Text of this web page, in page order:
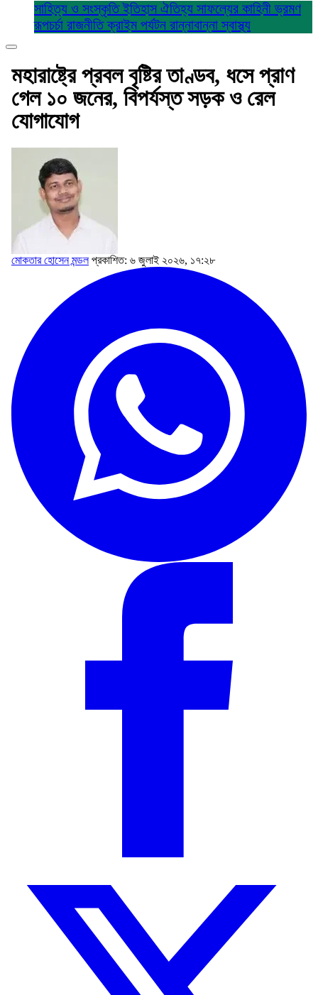
সাহিত্য ও সংস্কৃতিইতিহাস ঐতিহ্য সাফল্যের কাহিনীভ্রমণ
রূপচর্চা রাজনীতিক্রাইম পর্যটন রান্নাবান্নাস্বাস্থ্য
মহারাষ্ট্রে প্রবল বৃষ্টির তাণ্ডব, ধসে প্রাণ
গেল ১০ জনের, বিপর্যস্ত সড়ক ও রেল
যোগাযোগ
মোকতার হোসেন মন্ডল প্রকাশিত: ৬ জুলাই ২০২৬, ১৭:২৮